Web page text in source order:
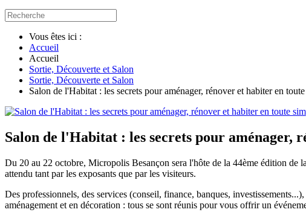
Vous êtes ici :
Accueil
Accueil
Sortie, Découverte et Salon
Sortie, Découverte et Salon
Salon de l'Habitat : les secrets pour aménager, rénover et habiter en
Salon de l'Habitat : les secrets pour aménager,
Du 20 au 22 octobre, Micropolis Besançon sera l'hôte de la 44ème édition de
attendu tant par les exposants que par les visiteurs.
Des professionnels, des services (conseil, finance, banques,
aménagement et en décoration : tous se sont réunis pour vous offrir un